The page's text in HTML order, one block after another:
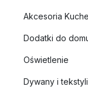
Akcesoria
Dodatki do
Oświetlenie
Dywany i